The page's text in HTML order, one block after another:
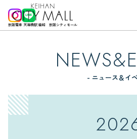
京阪電車 天満橋駅 直結 京阪シティモール
- ニュース＆イ